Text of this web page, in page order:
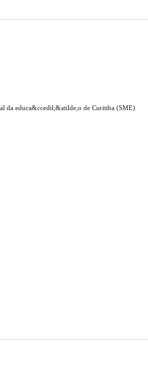
da educa&ccedil;&atilde;o de Curitiba (SME)